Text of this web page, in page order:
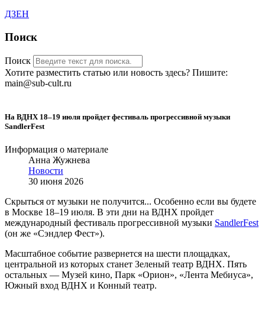
ДЗЕН
Поиск
Поиск
Хотите разместить статью или новость здесь? Пишите:
main@sub-cult.ru
На ВДНХ 18–19 июля пройдет фестиваль прогрессивной музыки
SandlerFest
Информация о материале
Анна Жужнева
Новости
30 июня 2026
Скрыться от музыки не получится... Особенно если вы будете
в Москве 18–19 июля. В эти дни на ВДНХ пройдет
международный фестиваль прогрессивной музыки SandlerFest
(он же «Сэндлер Фест»).
Масштабное событие развернется на шести площадках,
центральной из которых станет Зеленый театр ВДНХ. Пять
остальных — Музей кино, Парк «Орион», «Лента Мебиуса»,
Южный вход ВДНХ и Конный театр.